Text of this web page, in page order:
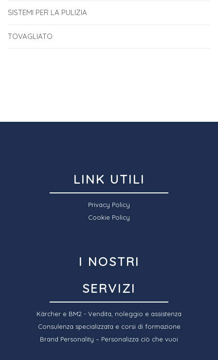
SISTEMI PER LA PULIZIA
TOVAGLIATO
LINK UTILI
Privacy Policy
Cookie Policy
I NOSTRI
SERVIZI
Kärcher e BM2 - Vendita, noleggio e assistenza
Consulenza specializzata e corsi di formazione
Brand Personality – Personalizza ciò che vuoi